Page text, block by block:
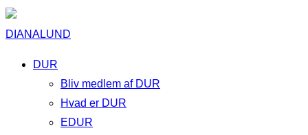
DIANALUND
DUR
Bliv medlem af DUR
Hvad er DUR
EDUR